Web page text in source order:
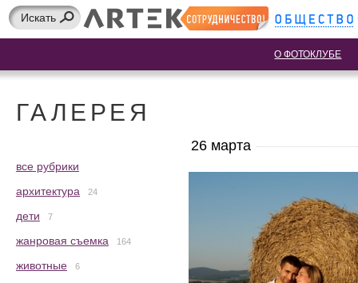
О ФОТОКЛУБЕ
ГАЛЕРЕЯ
все рубрики
архитектура
24
дети 7
жанровая съемка 164
животные 6
26 марта